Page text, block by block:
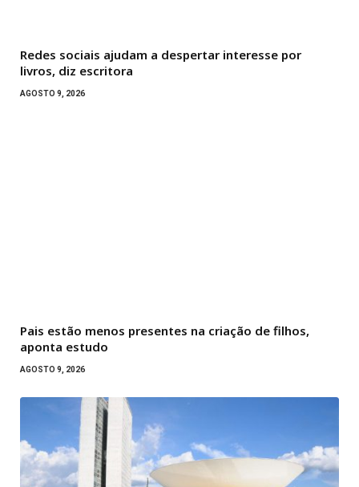
Redes sociais ajudam a despertar interesse por
livros, diz escritora
AGOSTO 9, 2026
Pais estão menos presentes na criação de filhos,
aponta estudo
AGOSTO 9, 2026